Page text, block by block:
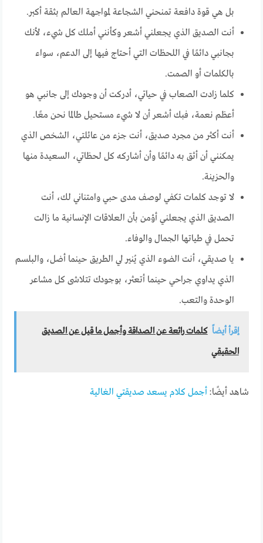
بل هي قوة دافعة تمنحني الشجاعة لمواجهة العالم بثقة أكبر.
أنت الصديق الذي يجعلني أشعر وكأنني أملك كل شيء، لأنك
بجانبي دائمًا في اللحظات التي أحتاج فيها إلى الدعم، سواء
بالكلمات أو الصمت.
كلما زادت الصعاب في حياتي، أدركت أن وجودك إلى جانبي هو
أعظم نعمة، فبك أشعر أن لا شيء مستحيل طالما نحن معًا.
أنت أكثر من مجرد صديق، أنت جزء من عائلتي، الشخص الذي
يمكنني أن أثق به دائمًا وأن أشاركه كل لحظاتي، السعيدة منها
والحزينة.
لا توجد كلمات تكفي لوصف مدى حبي وامتناني لك، أنت
الصديق الذي يجعلني أؤمن بأن العلاقات الإنسانية ما زالت
تحمل في طياتها الجمال والوفاء.
يا صديقي، أنت الضوء الذي يُنير لي الطريق حينما أضل، والبلسم
الذي يداوي جراحي حينما أتعثر، بوجودك تتلاشى كل مشاعر
الوحدة والتعب.
إقرأ أيضاً كلمات رائعة عن الصداقة وأجمل ما قيل عن الصديق
الحقيقي
شاهد أيضًا: أجمل كلام يسعد صديقتي الغالية